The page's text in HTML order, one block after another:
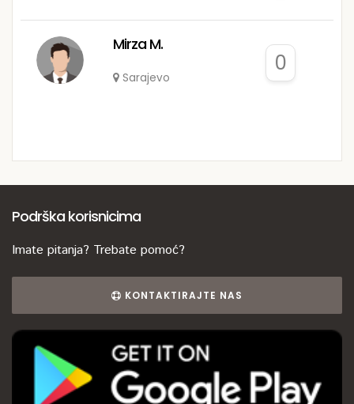
Mirza M.
Sarajevo
0
Podrška korisnicima
Imate pitanja? Trebate pomoć?
KONTAKTIRAJTE NAS